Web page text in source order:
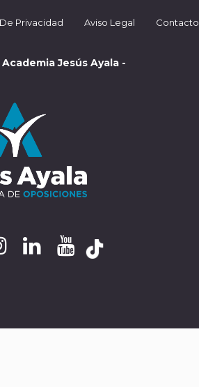
Privacidad Aviso Legal Contacto
Jesús Ayala -